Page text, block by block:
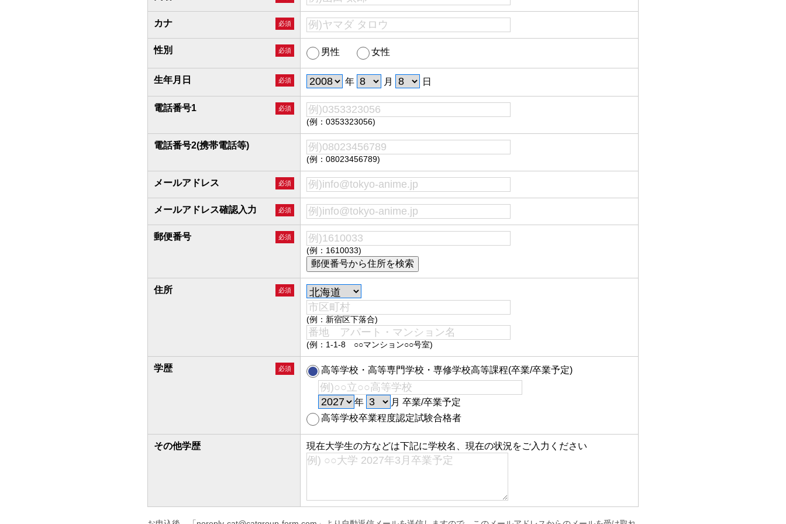
カナ 必須
性別 必須 男性 女性
生年月日 必須 年 月 日
電話番号1 必須
(例：0353323056)
電話番号2(携帯電話等)
(例：08023456789)
メールアドレス 必須
メールアドレス確認入力 必須
郵便番号 必須
(例：1610033)
住所 必須
(例：新宿区下落合)
(例：1-1-8 ○○マンション○○号室)
学歴 必須 高等学校・高等専門学校・専修学校高等課程(卒業/卒業予定)
年
月 卒業/卒業予定
高等学校卒業程度認定試験合格者
その他学歴 現在大学生の方などは下記に学校名、現在の状況をご入力ください